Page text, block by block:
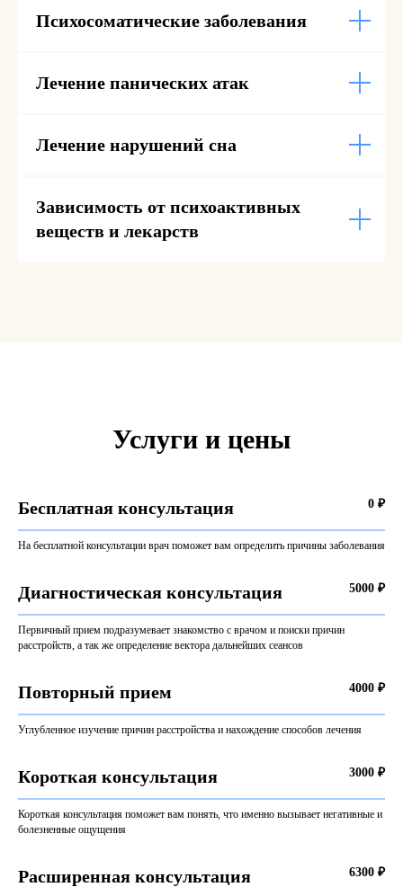
Психосоматические заболевания
Лечение панических атак
Лечение нарушений сна
Зависимость от психоактивных
веществ и лекарств
Услуги и цены
Бесплатная консультация 0 ₽
На бесплатной консультации врач поможет вам определить причины заболевания
Диагностическая консультация 5000 ₽
Первичный прием подразумевает знакомство с врачом и поиски причин
расстройств, а так же определение вектора дальнейших сеансов
Повторный прием 4000 ₽
Углубленное изучение причин расстройства и нахождение способов лечения
Короткая консультация 3000 ₽
Короткая консультация поможет вам понять, что именно вызывает негативные и
болезненные ощущения
Расширенная консультация 6300 ₽